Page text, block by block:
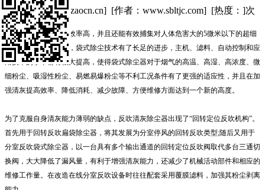
[来源：www.zhizaocn.cn] [作者：www.sbltjc.com] [热度： ]次
袋式除尘器
的除尘效率高，并且还能有效捕集对人体危害大的5微米以下的超细
的微小颗粒。近年来，袋式除尘技术有了长足的进步，主机、滤料、自动控制和应
用技术的水平都有很大提高，使得袋式除尘器对于烟气的高温、高湿、高浓度、微
细粉尘、吸湿性粉尘、易燃易爆粉尘等不利工况条件有了更强的适应性，并且在加
强清灰提高效率、降低消耗、减少故障、方便维修方面达到一个新的高度。
为了克服自身清灰能力薄弱的缺点，反吹清灰除尘器出现了“回转定位反吹机构”。
首先用于回转反吹扁袋除尘器，将其发展为分室停风的回转反吹类型;随后又用于
分室反吹袋式除尘器，以一台具有多个输出通道的回转定位反吹阀取代多台三通切
换阀，大大降低了漏风量，有利于增强清灰能力，还减少了机械活动部件和相应的
维修工作量。在改造在线分室反吹设备时往往配套采用覆膜滤料，加强其粉尘剥离